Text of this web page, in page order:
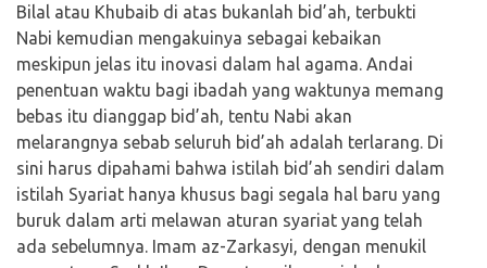
Bilal atau Khubaib di atas bukanlah bid’ah, terbukti
Nabi kemudian mengakuinya sebagai kebaikan
meskipun jelas itu inovasi dalam hal agama. Andai
penentuan waktu bagi ibadah yang waktunya memang
bebas itu dianggap bid’ah, tentu Nabi akan
melarangnya sebab seluruh bid’ah adalah terlarang. Di
sini harus dipahami bahwa istilah bid’ah sendiri dalam
istilah Syariat hanya khusus bagi segala hal baru yang
buruk dalam arti melawan aturan syariat yang telah
ada sebelumnya. Imam az-Zarkasyi, dengan menukil